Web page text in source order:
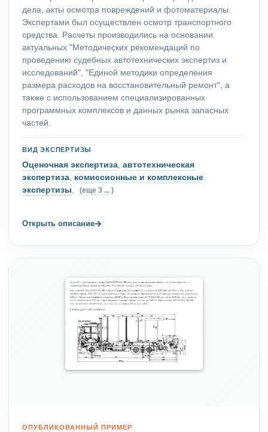
дела, акты осмотра повреждений и фотоматериалы.
Экспертами был осуществлен осмотр транспортного
средства. Расчеты производились на основании
актуальных "Методических рекомендаций по
проведению судебных автотехнических экспертиз и
исследований", "Единой методики определения
размера расходов на восстановительный ремонт", а
также с использованием специализированных
программных комплексов и данных рынка запасных
частей.
ВИД ЭКСПЕРТИЗЫ
Оценочная экспертиза, автотехническая
экспертиза, комиссионные и комплексные
экспертизы, (еще 3 ... )
Открыть описание→
ОПУБЛИКОВАННЫЙ ПРИМЕР